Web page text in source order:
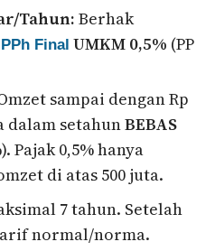
Tahun: Berhak
PPh Final UMKM 0,5% (PP
sampai dengan Rp
dalam setahunBEBAS
Pajak 0,5% hanya
di atas 500 juta.
7 tahun. Setelah
normal/norma.